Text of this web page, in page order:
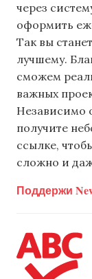
через
оформить
Так вы
лучшему.
сможем
важных
Независимо
получите
ссылке,
сложно и
Поддержи